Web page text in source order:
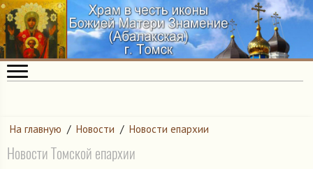
На главную / Новости / Новости епархии
Новости Томской епархии